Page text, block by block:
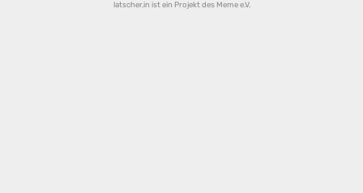
latscher.in ist ein Projekt des Meme e.V.